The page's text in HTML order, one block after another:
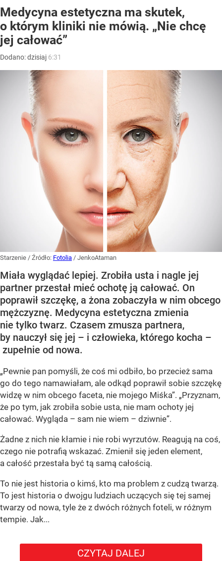
Medycyna estetyczna ma skutek,
o którym kliniki nie mówią. „Nie chcę
jej całować”
Dodano:dzisiaj 6:31
Starzenie / Źródło: Fotolia / JenkoAtaman
Miała wyglądać lepiej. Zrobiła usta i nagle jej
partner przestał mieć ochotę ją całować. On
poprawił szczękę, a żona zobaczyła w nim obcego
mężczyznę. Medycyna estetyczna zmienia
nie tylko twarz. Czasem zmusza partnera,
by nauczył się jej – i człowieka, którego kocha –
zupełnie od nowa.
„Pewnie pan pomyśli, że coś mi odbiło, bo przecież sama
go do tego namawiałam, ale odkąd poprawił sobie szczękę
widzę w nim obcego faceta, nie mojego Miśka”. „Przyznam,
że po tym, jak zrobiła sobie usta, nie mam ochoty jej
całować. Wygląda – sam nie wiem – dziwnie”.
Żadne z nich nie kłamie i nie robi wyrzutów. Reagują na coś,
czego nie potrafią wskazać. Zmienił się jeden element,
a całość przestała być tą samą całością.
To nie jest historia o kimś, kto ma problem z cudzą twarzą.
To jest historia o dwojgu ludziach uczących się tej samej
twarzy od nowa, tyle że z dwóch różnych foteli, w różnym
tempie. Jak...
CZYTAJ DALEJ